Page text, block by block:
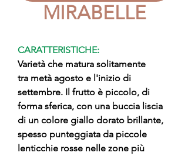
MIRABELLE
CARATTERISTICHE:
Varietà che matura solitamente
tra metà agosto e l'inizio di
settembre. Il frutto è piccolo, di
forma sferica, con una buccia liscia
di un colore giallo dorato brillante,
spesso punteggiata da piccole
lenticchie rosse nelle zone più